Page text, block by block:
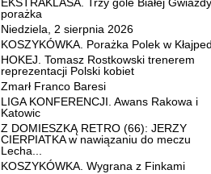
porażka
Niedziela, 2 sierpnia 2026
KOSZYKÓWKA. Porażka Polek w
HOKEJ. Tomasz Rostkowski trenerem
reprezentacji Polski kobiet
Zmarł Franco Baresi
LIGA KONFERENCJI. Awans Rakowa i
Katowic
Z DOMIESZKĄ RETRO (66): JERZY
CIERPIATKA w nawiązaniu do meczu
Lecha...
KOSZYKÓWKA. Wygrana z Finkami